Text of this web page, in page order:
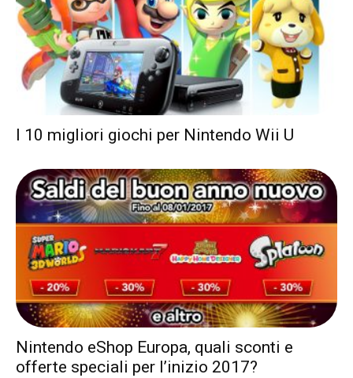
I 10 migliori giochi per Nintendo Wii U
Nintendo eShop Europa, quali sconti e
offerte speciali per l’inizio 2017?